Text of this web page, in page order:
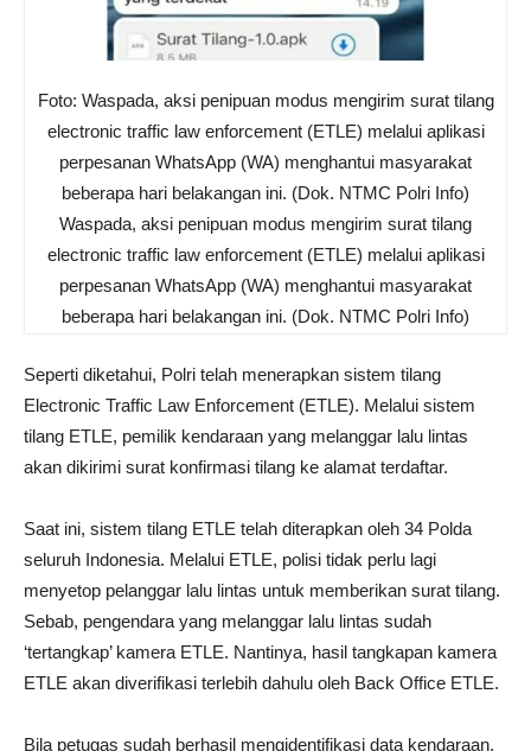
Foto: Waspada, aksi penipuan modus mengirim surat tilang
electronic traffic law enforcement (ETLE) melalui aplikasi
perpesanan WhatsApp (WA) menghantui masyarakat
beberapa hari belakangan ini. (Dok. NTMC Polri Info)
Waspada, aksi penipuan modus mengirim surat tilang
electronic traffic law enforcement (ETLE) melalui aplikasi
perpesanan WhatsApp (WA) menghantui masyarakat
beberapa hari belakangan ini. (Dok. NTMC Polri Info)
Seperti diketahui, Polri telah menerapkan sistem tilang
Electronic Traffic Law Enforcement (ETLE). Melalui sistem
tilang ETLE, pemilik kendaraan yang melanggar lalu lintas
akan dikirimi surat konfirmasi tilang ke alamat terdaftar.
Saat ini, sistem tilang ETLE telah diterapkan oleh 34 Polda
seluruh Indonesia. Melalui ETLE, polisi tidak perlu lagi
menyetop pelanggar lalu lintas untuk memberikan surat tilang.
Sebab, pengendara yang melanggar lalu lintas sudah
‘tertangkap’ kamera ETLE. Nantinya, hasil tangkapan kamera
ETLE akan diverifikasi terlebih dahulu oleh Back Office ETLE.
Bila petugas sudah berhasil mengidentifikasi data kendaraan,